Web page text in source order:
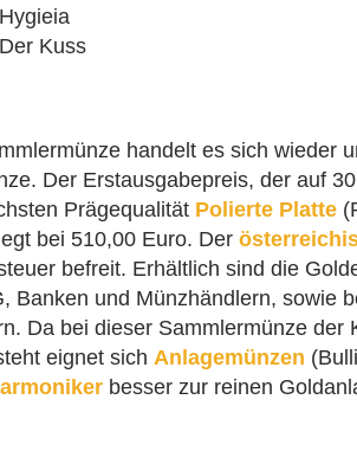
Kuss
handelt es sich wieder
Der Erstausgabepreis, der auf
Prägequalität Polierte Platte
bei 510,00 Euro. Der
befreit. Erhältlich sind die
Banken und Münzhändlern, sowie
Da bei dieser Sammlermünze der
eignet sich Anlagemünzen
besser zur reinen